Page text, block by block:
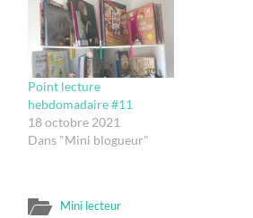
Point lecture
hebdomadaire #11
18 octobre 2021
Dans "Mini blogueur"
Mini lecteur